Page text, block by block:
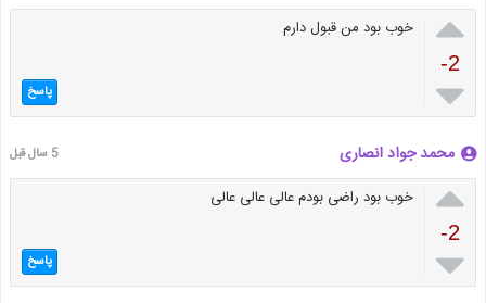

-2

خوب بود من قبول دارم
پاسخ
محمد جواد انصاری 5 سال قبل

-2

خوب بود راضی بودم عالی عالی عالی
پاسخ